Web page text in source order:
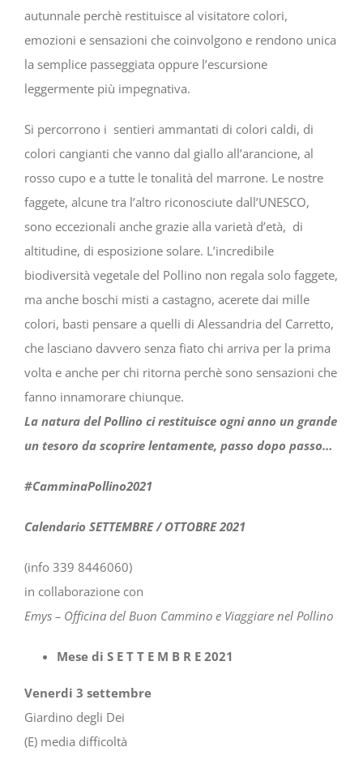
autunnale perchè restituisce al visitatore colori,
emozioni e sensazioni che coinvolgono e rendono unica
la semplice passeggiata oppure l’escursione
leggermente più impegnativa.
Si percorrono i sentieri ammantati di colori caldi, di
colori cangianti che vanno dal giallo all’arancione, al
rosso cupo e a tutte le tonalità del marrone. Le nostre
faggete, alcune tra l’altro riconosciute dall’UNESCO,
sono eccezionali anche grazie alla varietà d’età, di
altitudine, di esposizione solare. L’incredibile
biodiversità vegetale del Pollino non regala solo faggete,
ma anche boschi misti a castagno, acerete dai mille
colori, basti pensare a quelli di Alessandria del Carretto,
che lasciano davvero senza fiato chi arriva per la prima
volta e anche per chi ritorna perchè sono sensazioni che
fanno innamorare chiunque.
La natura del Pollino ci restituisce ogni anno un grande
un tesoro da scoprire lentamente, passo dopo passo…
#CamminaPollino2021
Calendario SETTEMBRE / OTTOBRE 2021
(info 339 8446060)
in collaborazione con
Emys – Officina del Buon Cammino e Viaggiare nel Pollino
Mese di S E T T E M B R E 2021
Venerdi 3 settembre
Giardino degli Dei
(E) media difficoltà